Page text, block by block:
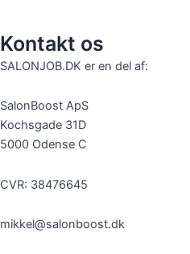
Kontakt os
SALONJOB.DK er en del af:
SalonBoost ApS
Kochsgade 31D
5000 Odense C
CVR: 38476645
mikkel@salonboost.dk